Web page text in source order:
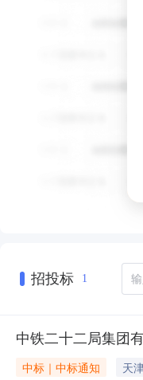
招投标 1
中铁二十二局集团
中标｜中标通知 天